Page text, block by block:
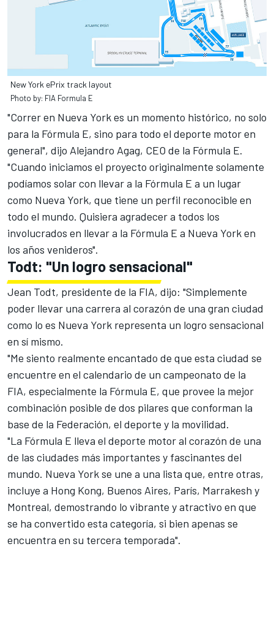
New York ePrix track layout
Photo by: FIA Formula E
"Correr en Nueva York es un momento histórico, no solo
para la Fórmula E, sino para todo el deporte motor en
general", dijo Alejandro Agag, CEO de la Fórmula E.
"Cuando iniciamos el proyecto originalmente solamente
podíamos solar con llevar a la Fórmula E a un lugar
como Nueva York, que tiene un perfil reconocible en
todo el mundo. Quisiera agradecer a todos los
involucrados en llevar a la Fórmula E a Nueva York en
los años venideros".
Todt: "Un logro sensacional"
Jean Todt, presidente de la FIA, dijo: "Simplemente
poder llevar una carrera al corazón de una gran ciudad
como lo es Nueva York representa un logro sensacional
en sí mismo.
"Me siento realmente encantado de que esta ciudad se
encuentre en el calendario de un campeonato de la
FIA, especialmente la Fórmula E, que provee la mejor
combinación posible de dos pilares que conforman la
base de la Federación, el deporte y la movilidad.
"La Fórmula E lleva el deporte motor al corazón de una
de las ciudades más importantes y fascinantes del
mundo. Nueva York se une a una lista que, entre otras,
incluye a Hong Kong, Buenos Aires, París, Marrakesh y
Montreal, demostrando lo vibrante y atractivo en que
se ha convertido esta categoría, si bien apenas se
encuentra en su tercera temporada".